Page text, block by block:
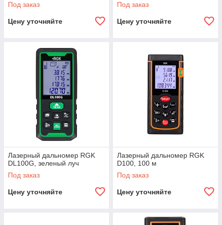
Под заказ
Цену уточняйте
Под заказ
Цену уточняйте
Лазерный дальномер RGK
DL100G, зеленый луч
Под заказ
Цену уточняйте
Лазерный дальномер RGK
D100, 100 м
Под заказ
Цену уточняйте